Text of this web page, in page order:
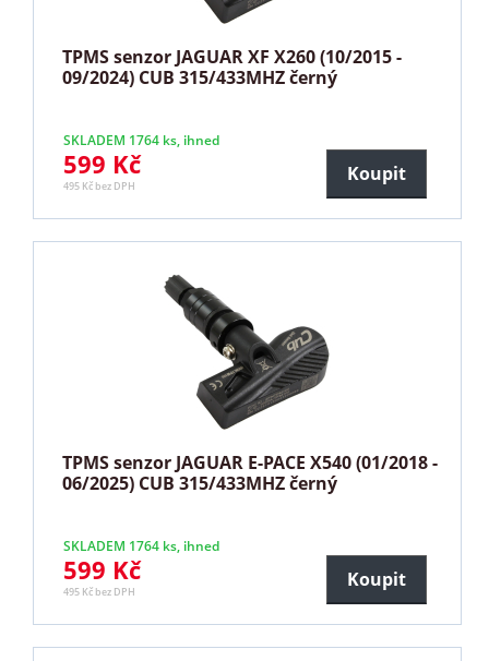
TPMS senzor JAGUAR XF X260 (10/2015 -
09/2024) CUB 315/433MHZ černý
SKLADEM 1764 ks, ihned
599 Kč
495 Kč bez DPH
Koupit
TPMS senzor JAGUAR E-PACE X540 (01/2018 -
06/2025) CUB 315/433MHZ černý
SKLADEM 1764 ks, ihned
599 Kč
495 Kč bez DPH
Koupit